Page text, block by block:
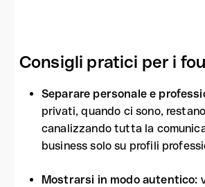
Consigli pratici per i
Separare personale e
privati, quando ci sono,
canalizzando tutta la
business solo su profili
Mostrarsi in modo autentico: